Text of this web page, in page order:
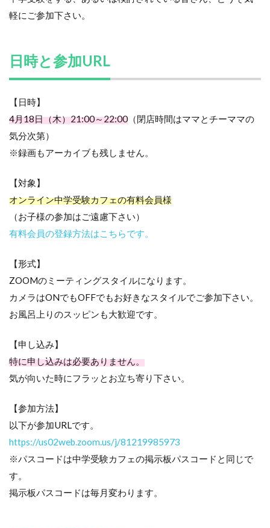
軽にご参加下さい。
日時と参加URL
【日時】
4月18日（木）21:00～22:00 （閉店時間はママとチーママの
気分次第）
※録画もアーカイブも残しません。
【対象】
オンライン中学受験カフェの有料会員様
（お子様の参加はご遠慮下さい）
有料会員の登録方法はこちらです。
【形式】
ZOOMのミーティングスタイルになります。
カメラはONでもOFFでもお好きなスタイルでご参加下さい。
お風呂上りのスッピンも大歓迎です。
【申し込み】
特に申し込みは必要ありません。
気が向いた時にフラッとお立ち寄り下さい。
【参加方法】
以下が参加URLです。
https://us02web.zoom.us/j/81219985973
※パスコードは中学受験カフェの掲示板パスコードと同じで
す。
掲示板パスコードは毎月変わります。